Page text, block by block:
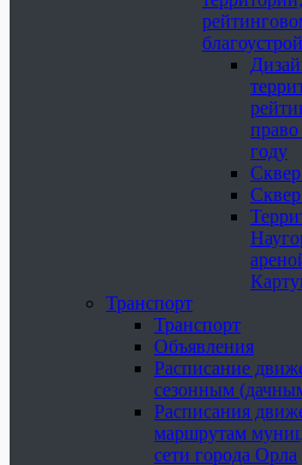
право
году
Транспорт
Транспорт
Объявления
Расписание
сезонным
Расписания
маршрутам
сети города Орла